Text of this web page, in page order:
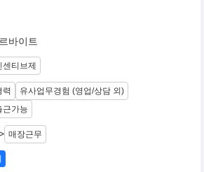
바이트
센티브제
력
유사업무경험 (영업/상담 외)
근가능
매장근무